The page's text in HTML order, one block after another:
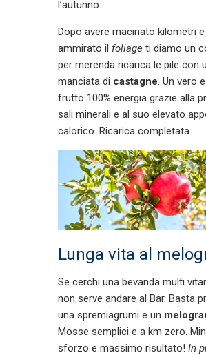
l’autunno.
Dopo avere macinato kilometri e
ammirato il foliage ti diamo un
per merenda ricarica le pile con
manciata di castagne . Un vero
frutto 100% energia grazie alla
sali minerali e al suo elevato
calorico. Ricarica completata.
Lunga vita al
Se cerchi una bevanda multi
non serve andare al Bar. Basta
una spremiagrumi e un
Mosse semplici e a km zero.
sforzo e massimo risultato! In